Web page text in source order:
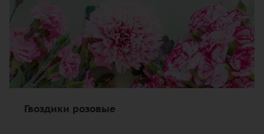
Гвоздики розовые